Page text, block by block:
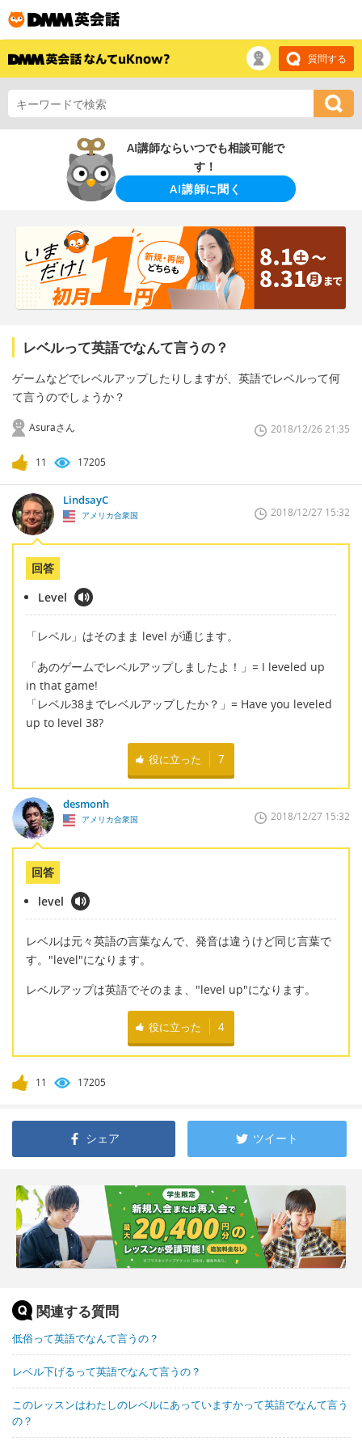
質問する
AI講師ならいつでも相談可能で
す！
AI講師に聞く
レベルって英語でなんて言うの？
ゲームなどでレベルアップしたりしますが、英語でレベルって何
て言うのでしょうか？
Asuraさん 2018/12/26 21:35
11 17205
LindsayC
アメリカ合衆国 2018/12/27 15:32
回答
Level
「レベル」はそのまま level が通じます。
「あのゲームでレベルアップしましたよ！」= I leveled up
in that game!
「レベル38までレベルアップしたか？」= Have you leveled
up to level 38?
役に立った 7
desmonh
アメリカ合衆国 2018/12/27 15:32
回答
level
レベルは元々英語の言葉なんで、発音は違うけど同じ言葉で
す。"level"になります。
レベルアップは英語でそのまま、"level up"になります。
役に立った 4
11 17205
シェア ツイート
関連する質問
低俗って英語でなんて言うの？
レベル下げるって英語でなんて言うの？
このレッスンはわたしのレベルにあっていますかって英語でなんて言う
の？